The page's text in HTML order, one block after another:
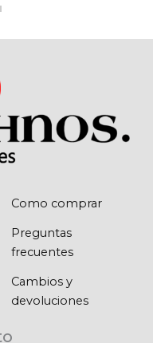
Como comprar
Preguntas
frecuentes
Cambios y
devoluciones